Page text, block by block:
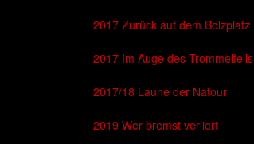
2017 Zurück auf dem Bolzplatz
2017 Im Auge des Trommelfells
2017/18 Laune der Natour
2019 Wer bremst verliert